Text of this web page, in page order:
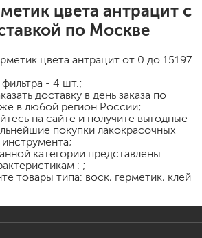
цвета антрацит с
по Москве
цвета антрацит от 0 до 15197
- 4 шт.;
доставку в день заказа по
в любой регион России;
на сайте и получите выгодные
покупки лакокрасочных
категории представлены
: ;
товары типа: воск, герметик, клей